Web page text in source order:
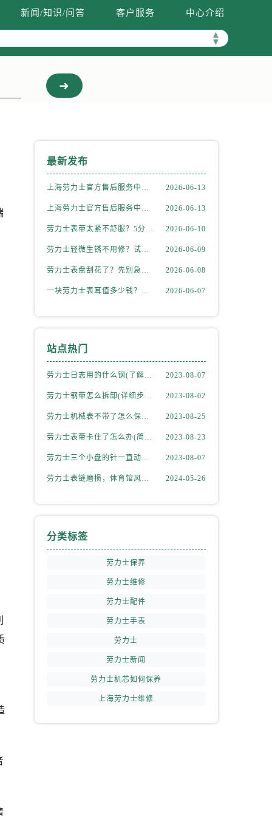
新闻/知识/问答 客户服务 中心介绍
▲
▼
最新发布
上海劳力士官方售后服务中心｜全新维修门店地址及电话权威信息公示（2026年6月最新） 2026-06-13
上海劳力士官方售后服务中心｜网点地址与电话权威信息公示（2026年6月最新） 2026-06-13
劳力士表带太紧不舒服？5分钟学会自己调节长度 2026-06-10
劳力士轻微生锈不用修？试试这个家庭小妙方 2026-06-09
劳力士表盘刮花了？先别急着送修，试试这几种方法 2026-06-08
一块劳力士表耳值多少钱？掉落后最省钱的解决方式 2026-06-07
站点热门
劳力士日志用的什么钢(了解劳力士表款材质选择) 2023-08-07
劳力士钢带怎么拆卸(详细步骤教学) 2023-08-02
劳力士机械表不带了怎么保存(正确的方法和注意事项) 2023-08-25
劳力士表带卡住了怎么办(简单有效的解决方法) 2023-08-23
劳力士三个小盘的针一直动吗(详解机械表小盘指针运行规律) 2023-08-07
劳力士表链磨损，体育馆风尚下的专业修复之道 2024-05-26
分类标签
劳力士保养
劳力士维修
劳力士配件
劳力士手表
劳力士
劳力士新闻
劳力士机芯如何保养
上海劳力士维修